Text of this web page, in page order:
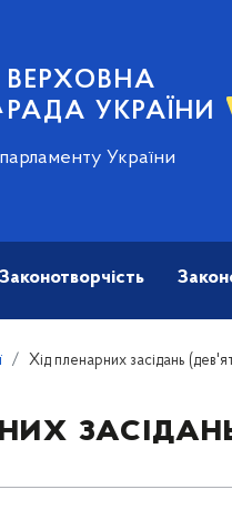
ВЕРХОВНА
РАДА УКРАЇНИ
України
Законотворчість
Хід пленарних засідань